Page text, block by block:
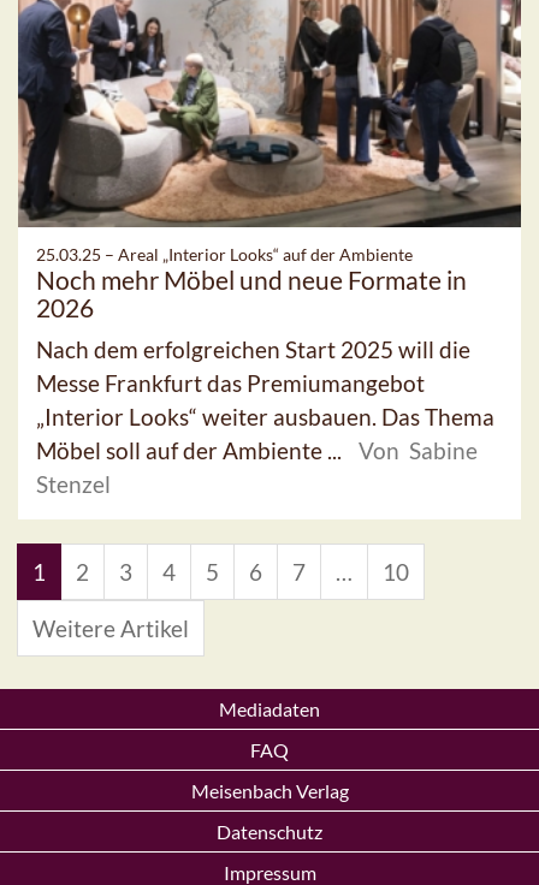
25.03.25 – Areal „Interior Looks“ auf der Ambiente
Noch mehr Möbel und neue Formate in
2026
Nach dem erfolgreichen Start 2025 will die
Messe Frankfurt das Premiumangebot
„Interior Looks“ weiter ausbauen. Das Thema
Möbel soll auf der Ambiente ...
Von Sabine
Stenzel
1 2 3 4 5 6 7 … 10
Weitere Artikel
Mediadaten
FAQ
Meisenbach Verlag
Datenschutz
Impressum